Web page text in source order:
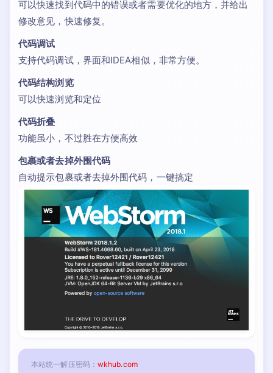
可以快速找到代码中的错误或者需要优化的地方，并给出
修改意见，快速修复。
代码调试
支持代码调试，界面和IDEA相似，非常方便。
代码结构浏览
可以快速浏览和定位
代码折叠
功能虽小，不过胜在方便高效
包裹或者去掉外围代码
自动提示包裹或者去掉外围代码，一键搞定
本站统一解压密码： wkhub.com